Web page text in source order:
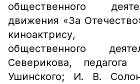
общественного
движения «За
киноактрису,
общественного
Северикова,
Ушинского; И. В.